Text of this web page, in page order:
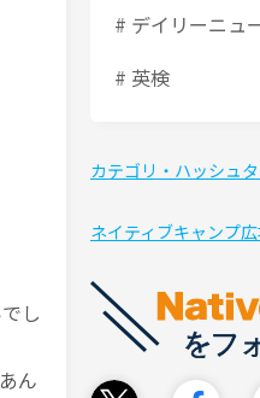
し
ん
# デイリーニュ
# 英検
カテゴリ・ハッシュ
ネイティブキャンプ